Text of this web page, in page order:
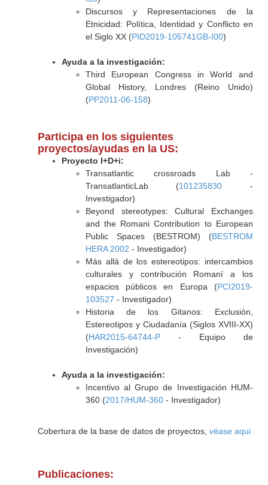
Discursos y Representaciones de la
Etnicidad: Política, Identidad y Conflicto en
el Siglo XX (PID2019-105741GB-I00)
Ayuda a la investigación:
Third European Congress in World and
Global History, Londres (Reino Unido)
(PP2011-06-158)
Participa en los siguientes
proyectos/ayudas en la US:
Proyecto I+D+i:
Transatlantic crossroads Lab -
TransatlanticLab (101235830 -
Investigador)
Beyond stereotypes: Cultural Exchanges
and the Romani Contribution to European
Public Spaces (BESTROM) (BESTROM
HERA 2002 - Investigador)
Más allá de los estereotipos: intercambios
culturales y contribución Romaní a los
espacios públicos en Europa (PCI2019-
103527 - Investigador)
Historia de los Gitanos: Exclusión,
Estereotipos y Ciudadanía (Siglos XVIII-XX)
(HAR2015-64744-P- Equipo de
Investigación)
Ayuda a la investigación:
Incentivo al Grupo de Investigación HUM-
360 (2017/HUM-360- Investigador)
Cobertura de la base de datos de proyectos, véase aqui
Publicaciones: